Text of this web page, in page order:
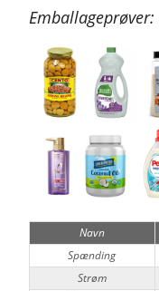
Emballageprøver:
Navn
Spænding
Strøm